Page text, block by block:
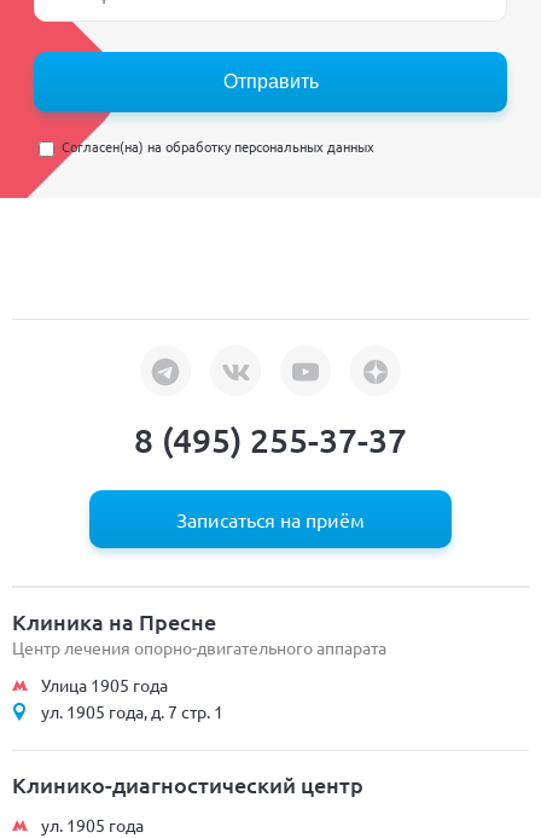
Отправить
Согласен(на) на обработку персональных данных
8 (495) 255-37-37
Записаться на приём
Клиника на Пресне
Центр лечения опорно-двигательного аппарата
Улица 1905 года
ул. 1905 года, д. 7 стр. 1
Клинико-диагностический центр
ул. 1905 года